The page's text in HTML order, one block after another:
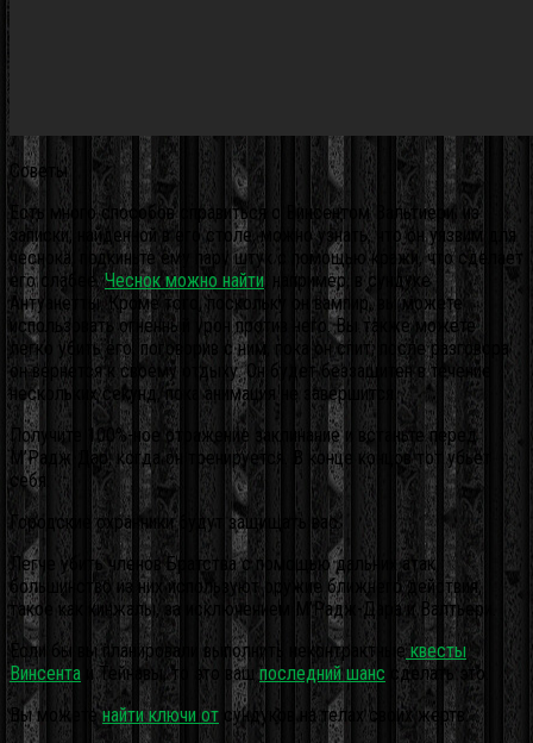
Советы
Есть много способов справиться с Винсентом Вальтиери: из
записки, найденной в его столе, можно узнать, что он уязвим для
чеснока; подкиньте ему пару штук с помощью кражи, что сделает
его слабее.Чеснок можно найти , например, в сундуке
Антуанетты. Кроме того, поскольку он вампир, вы можете
использовать огненный урон против него. Вы также можете
легко убить его, поговорив с ним, пока он спит; после разговора
он вернется к своему отдыху. Он будет беззащитен в течение
нескольких секунд, пока анимация не завершится.
Получите 100%-ное отражение заклинание и встаньте перед
М’Радж-Дар, когда он тренируется. В конце концов тот убьет
себя.
Городские охранники будут защищать вас.
Легче убить членов Братства с помощью дальних атак;
большинство из них используют оружие ближнего действия,
такое как кинжалы, за исключением М’Радж-Дара и Валтьери.
Если бы вы планировали выполнить неконтрактныеквесты
Винсента и Тейнавы, то это ваш последний шанс сделать это.
Вы можетенайти ключи от сундуков на телах своих жертв.